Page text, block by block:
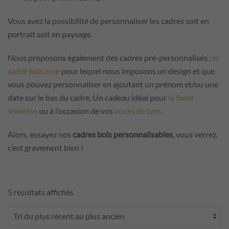
Vous avez la possibilité de personnaliser les cadres soit en
portrait soit en paysage.
Nous proposons également des cadres pré-personnalisés : le
cadre bois love pour lequel nous imposons un design et que
vous pouvez personnaliser en ajoutant un prénom et/ou une
date sur le bas du cadre. Un cadeau idéal pour la Saint
Valentin ou à l’occasion de vos noces de bois.
Alors, essayez nos cadres bois personnalisables, vous verrez,
c’est gravement bien !
5 résultats affichés
récent